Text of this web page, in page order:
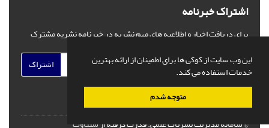
این وب سایت از کوکی ها برای اطمینان از ارائه بهترین
خدمات استفاده می کند.
متوجه شدم
اشتراک خبرنامه
برای دریافت اخبار و اطلاعیه های مهم نشریه در خبرنامه نشریه مشترک
اشتراک
© سامانه مدیریت نشریات علمی.قدرت گرفته ازسیناوب